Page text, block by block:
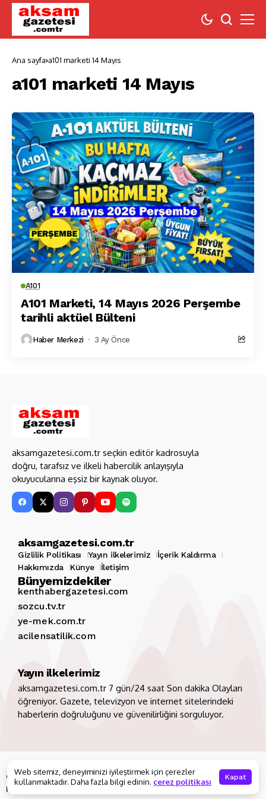
Ana sayfa a101 marketi 14 Mayıs
a101 marketi 14 Mayıs
A101
A101 Marketi, 14 Mayıs 2026 Perşembe
tarihli aktüel Bülteni
Haber Merkezi 3 Ay Önce
aksamgazetesi.com.tr seçkin editör kadrosuyla
doğru, tarafsız ve ilkeli habercilik anlayışıyla
okuyucularına eşsiz bir kaynak oluyor.
aksamgazetesi.com.tr
Gizlilik Politikası Yayın ilkelerimiz
İçerik Kaldırma
Hakkımızda
Künye İletişim
Bünyemizdekiler
kenthabergazetesi.com
sozcu.tv.tr
ye-mek.com.tr
acilensatilik.com
Yayın ilkelerimiz
aksamgazetesi.com.tr 7 gün/24 saat Son dakika Olayları
öğreniyor. Gazete, televizyon ve internet sitelerindeki
haberlerin doğruluğunu ve güvenilirliğini sorguluyor.
Gizlilik Politikası Yayın ilkelerimiz
İçerik Kaldırma
Hakkımızda
Web sitemiz, deneyiminizi iyileştirmek için çerezler
kullanmaktadır. Daha fazla bilgi edinin. çerez politikası Kapat